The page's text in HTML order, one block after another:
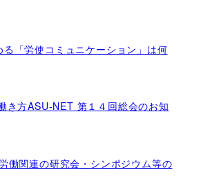
「労使コミュニケーション」は何
き方ASU-NET 第１４回総会のお知
働関連の研究会・シンポジウム等の